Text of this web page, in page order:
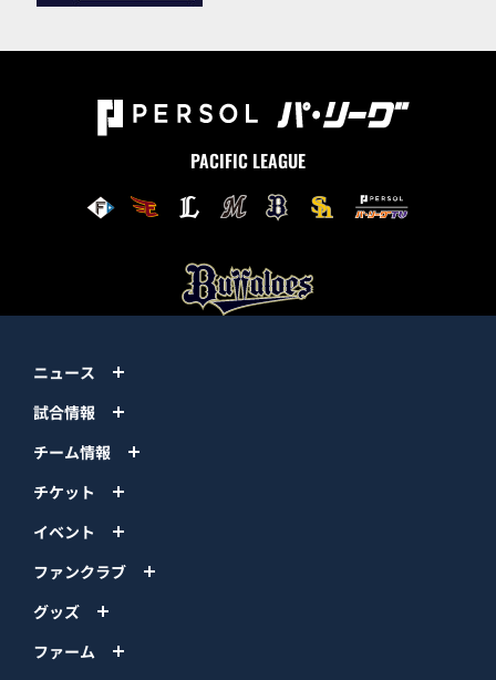
PACIFIC LEAGUE
ニュース
試合情報
チーム情報
チケット
イベント
ファンクラブ
グッズ
ファーム